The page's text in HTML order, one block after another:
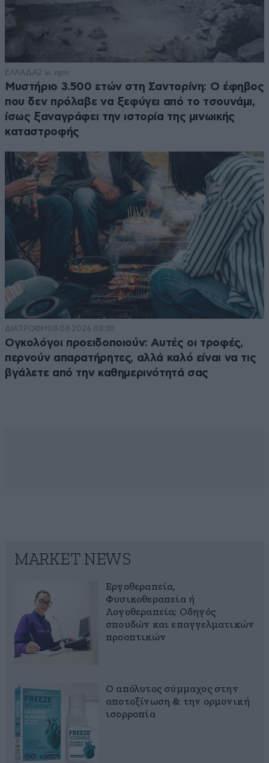
ΕΛΛΑΔΑ2 ω. πριν
Μυστήριο 3.500 ετών στη Σαντορίνη: Ο έφηβος
που δεν πρόλαβε να ξεφύγει από το τσουνάμι,
ίσως ξαναγράφει την ιστορία της μινωικής
καταστροφής
ΔΙΑΤΡΟΦΗ 08·08·2026 08:30
Ογκολόγοι προειδοποιούν: Αυτές οι τροφές,
περνούν απαρατήρητες, αλλά καλό είναι να τις
βγάλετε από την καθημερινότητά σας
MARKET NEWS
Εργοθεραπεία,
Φυσικοθεραπεία ή
Λογοθεραπεία; Οδηγός
σπουδών και επαγγελματικών
προοπτικών
Ο απόλυτος σύμμαχος στην
αποτοξίνωση & την ορμονική
ισορροπία